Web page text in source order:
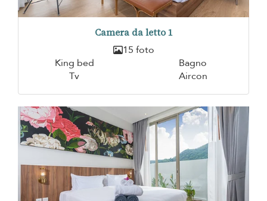
Camera da letto 1
15 foto
King bed
Bagno
Tv
Aircon